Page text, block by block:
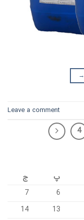
→
Leave a comment
4
پ
ج
6
7
13
14